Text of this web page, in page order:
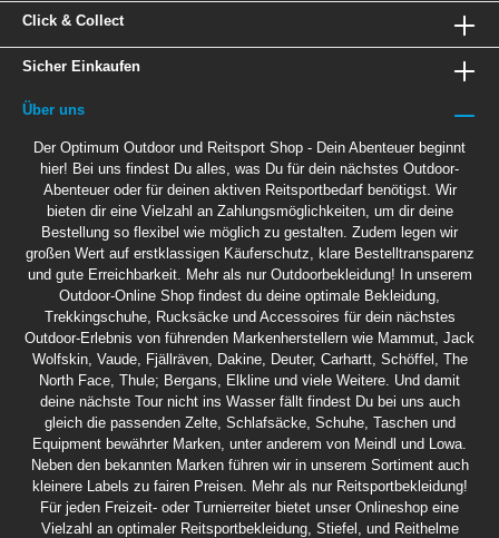
Click & Collect
Sicher Einkaufen
Über uns
Der Optimum Outdoor und Reitsport Shop - Dein Abenteuer beginnt
hier! Bei uns findest Du alles, was Du für dein nächstes Outdoor-
Abenteuer oder für deinen aktiven Reitsportbedarf benötigst. Wir
bieten dir eine Vielzahl an Zahlungsmöglichkeiten, um dir deine
Bestellung so flexibel wie möglich zu gestalten. Zudem legen wir
großen Wert auf erstklassigen Käuferschutz, klare Bestelltransparenz
und gute Erreichbarkeit. Mehr als nur Outdoorbekleidung! In unserem
Outdoor-Online Shop findest du deine optimale Bekleidung,
Trekkingschuhe, Rucksäcke und Accessoires für dein nächstes
Outdoor-Erlebnis von führenden Markenherstellern wie Mammut, Jack
Wolfskin, Vaude, Fjällräven, Dakine, Deuter, Carhartt, Schöffel, The
North Face, Thule; Bergans, Elkline und viele Weitere. Und damit
deine nächste Tour nicht ins Wasser fällt findest Du bei uns auch
gleich die passenden Zelte, Schlafsäcke, Schuhe, Taschen und
Equipment bewährter Marken, unter anderem von Meindl und Lowa.
Neben den bekannten Marken führen wir in unserem Sortiment auch
kleinere Labels zu fairen Preisen. Mehr als nur Reitsportbekleidung!
Für jeden Freizeit- oder Turnierreiter bietet unser Onlineshop eine
Vielzahl an optimaler Reitsportbekleidung, Stiefel, und Reithelme